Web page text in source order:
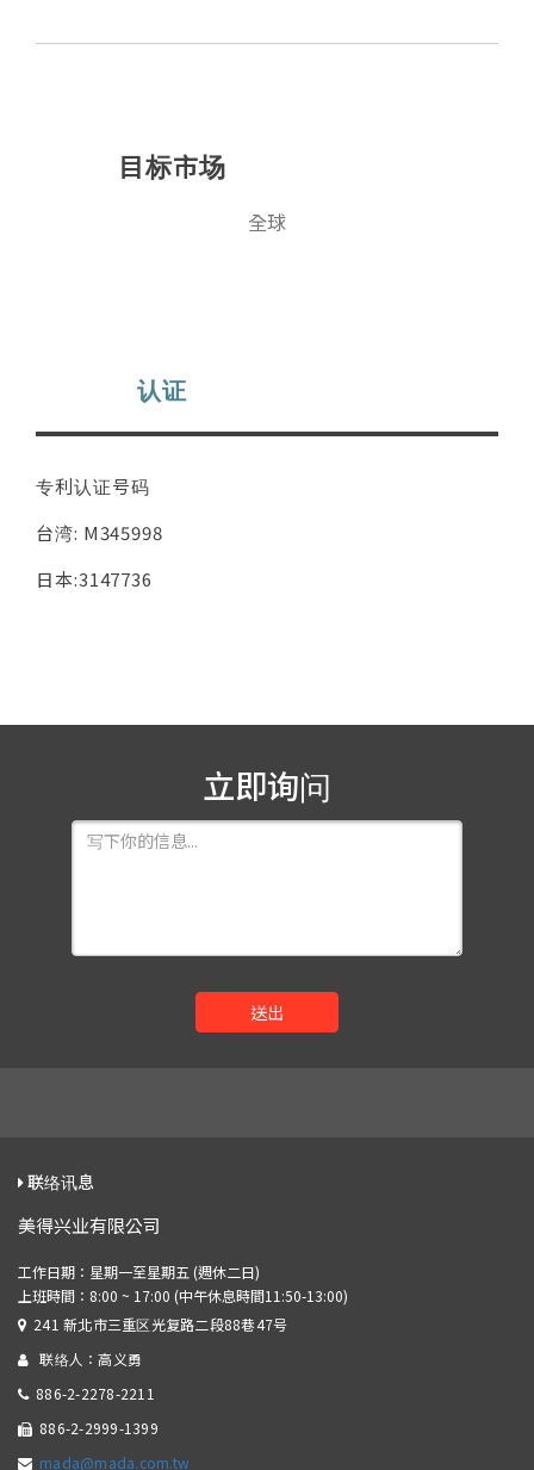
目标市场
全球
认证
专利认证号码
台湾: M345998
日本:3147736
立即询问
送出
联络讯息
美得兴业有限公司
241 新北市三重区光复路二段88巷47号
联络人：高义勇
886-2-2278-2211
886-2-2999-1399
mada@mada.com.tw